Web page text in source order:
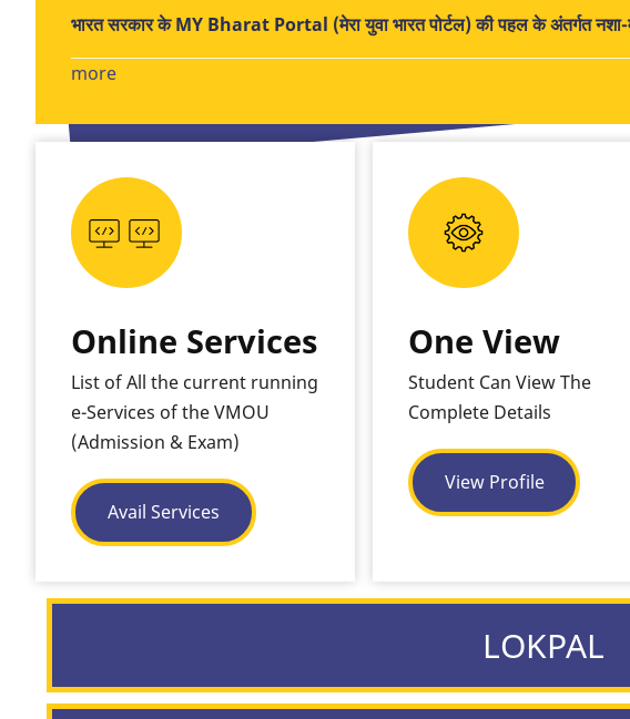
भारत सरकार के MY Bharat Portal (मेरा युवा भारत पोर्टल) की पहल के अंतर्गत
more
Online Services
List of All the current running
e-Services of the VMOU
(Admission & Exam)
Avail Services
One View
Student Can View The
Complete Details
View Profile
LOKPAL